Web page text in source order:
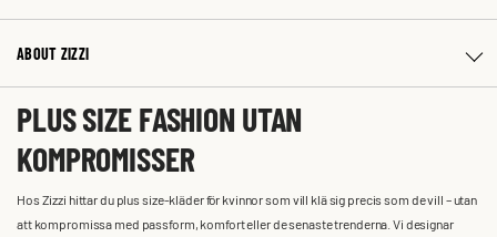
ABOUT ZIZZI
PLUS SIZE FASHION UTAN
KOMPROMISSER
Hos Zizzi hittar du plus size-kläder för kvinnor som vill klä sig precis som de vill – utan
att kompromissa med passform, komfort eller de senaste trenderna. Vi designar